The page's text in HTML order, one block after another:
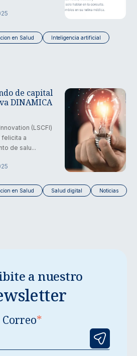
en Salud
Inteligencia artificial
de capital
DINAMICA
(LSCFI)
felicita a
de salu...
en Salud Salud digital Noticias
a nuestro
Correo*